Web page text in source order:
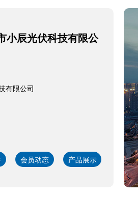
小辰光伏科技有限公
有限公司
会员动态 产品展示